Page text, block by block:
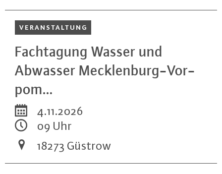
VER­AN­STAL­TUNG
Fach­ta­gung Wasser und
Abwasser Meck­len­burg-Vor­
pom…
4.11.2026
09 Uhr
18273 Güstrow